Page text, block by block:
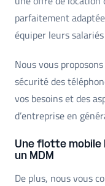
parfaitement
équiper leurs
Nous vous
sécurité des
vos besoins et des
d’entreprise en
Une flotte mobile
un MDM
De plus, nous vous